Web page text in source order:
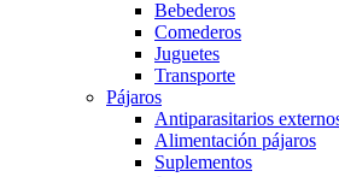
Bebederos
Comederos
Juguetes
Transporte
Pájaros
Antiparasitarios
Alimentación pájaros
Suplementos